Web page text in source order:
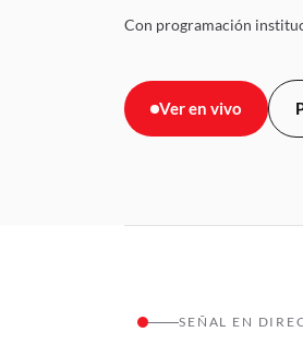
Con programación
Ver en vivo
SEÑAL EN